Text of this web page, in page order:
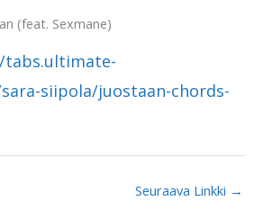
(feat. Sexmane)
siipola/juostaan-chords-
Seuraava Linkki →